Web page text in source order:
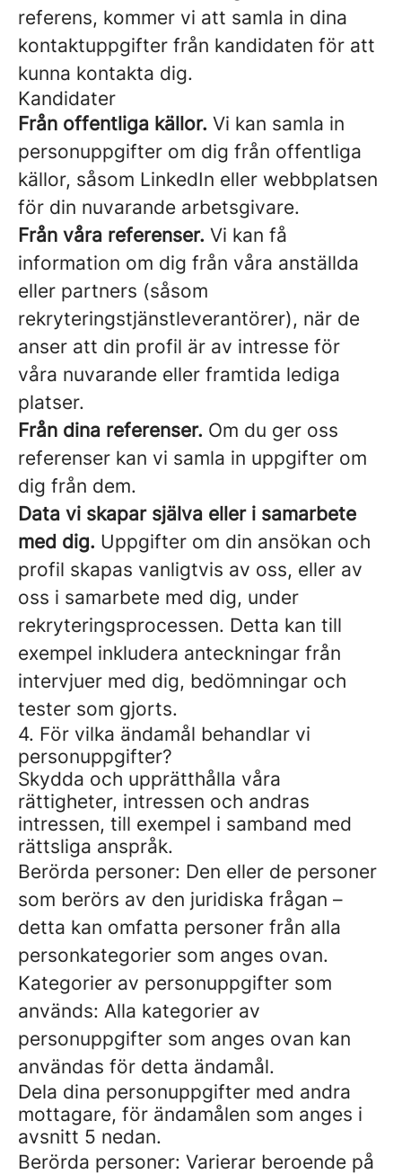
referens, kommer vi att samla in dina
kontaktuppgifter från kandidaten för att
kunna kontakta dig.
Kandidater
Från offentliga källor. Vi kan samla in
personuppgifter om dig från offentliga
källor, såsom LinkedIn eller webbplatsen
för din nuvarande arbetsgivare.
Från våra referenser. Vi kan få
information om dig från våra anställda
eller partners (såsom
rekryteringstjänstleverantörer), när de
anser att din profil är av intresse för
våra nuvarande eller framtida lediga
platser.
Från dina referenser. Om du ger oss
referenser kan vi samla in uppgifter om
dig från dem.
Data vi skapar själva eller i samarbete
med dig. Uppgifter om din ansökan och
profil skapas vanligtvis av oss, eller av
oss i samarbete med dig, under
rekryteringsprocessen. Detta kan till
exempel inkludera anteckningar från
intervjuer med dig, bedömningar och
tester som gjorts.
4. För vilka ändamål behandlar vi
personuppgifter?
Skydda och upprätthålla våra
rättigheter, intressen och andras
intressen, till exempel i samband med
rättsliga anspråk.
Berörda personer: Den eller de personer
som berörs av den juridiska frågan –
detta kan omfatta personer från alla
personkategorier som anges ovan.
Kategorier av personuppgifter som
används: Alla kategorier av
personuppgifter som anges ovan kan
användas för detta ändamål.
Dela dina personuppgifter med andra
mottagare, för ändamålen som anges i
avsnitt 5 nedan.
Berörda personer: Varierar beroende på